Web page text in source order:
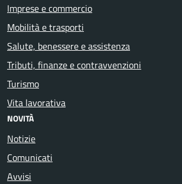
Imprese e commercio
Mobilità e trasporti
Salute, benessere e assistenza
Tributi, finanze e contravvenzioni
Turismo
Vita lavorativa
NOVITÀ
Notizie
Comunicati
Avvisi